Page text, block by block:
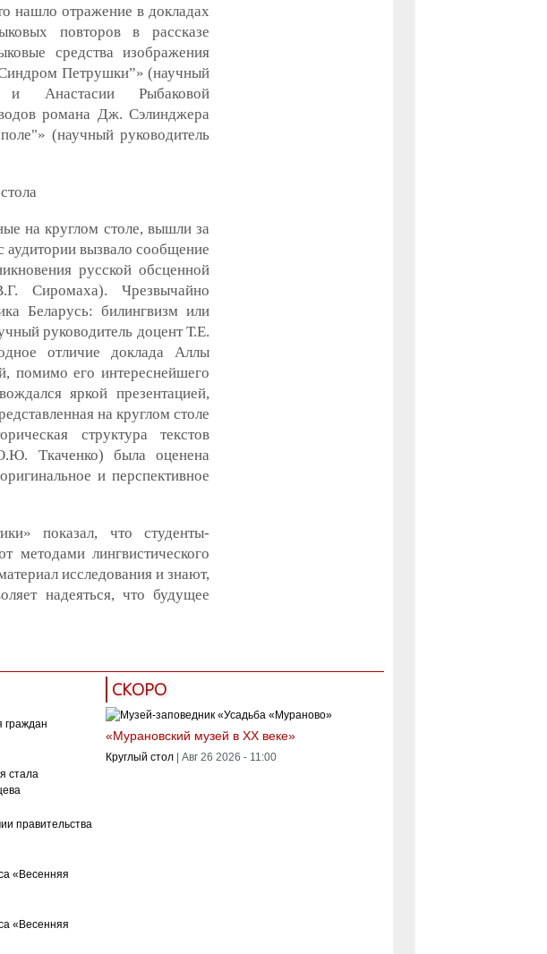
нашло отражение в докладах
повторов в рассказе
средства изображения
Петрушки”» (научный
Анастасии Рыбаковой
романа Дж. Сэлинджера
(научный руководитель
на круглом столе, вышли за
аудитории вызвало сообщение
русской обсценной
Сиромаха). Чрезвычайно
Беларусь: билингвизм или
руководитель доцент Т.Е.
отличие доклада Аллы
помимо его интереснейшего
яркой презентацией,
на круглом столе
структура текстов
Ткаченко) была оценена
и перспективное
показал, что студенты-
методами лингвистического
исследования и знают,
надеяться, что будущее
граждан
стала
правительства
«Весенняя
«Весенняя
СКОРО
«Мурановский музей в XX веке»
Круглый стол Авг 26 2026 - 11:00